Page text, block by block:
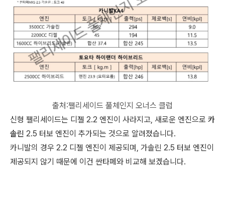
출처:팰리세이드 풀체인지 오너스 클럽
신형 팰리세이드는 디젤 2.2 엔진이 사라지고, 새로운 엔진으로 카
솔린 2.5 터보 엔진이 추가되는 것으로 알려졌습니다.
카니발의 경우 2.2 디젤 엔진이 제공되며, 가솔린 2.5 터보 엔진이
제공되지 않기 때문에 이건 싼타페와 비교해 보겠습니다.